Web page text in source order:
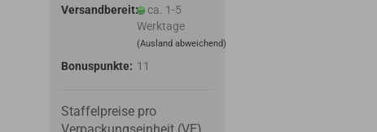
Versandbereit:
ca. 1-5
Werktage
(Ausland abweichend)
Bonuspunkte: 11
Staffelpreise pro